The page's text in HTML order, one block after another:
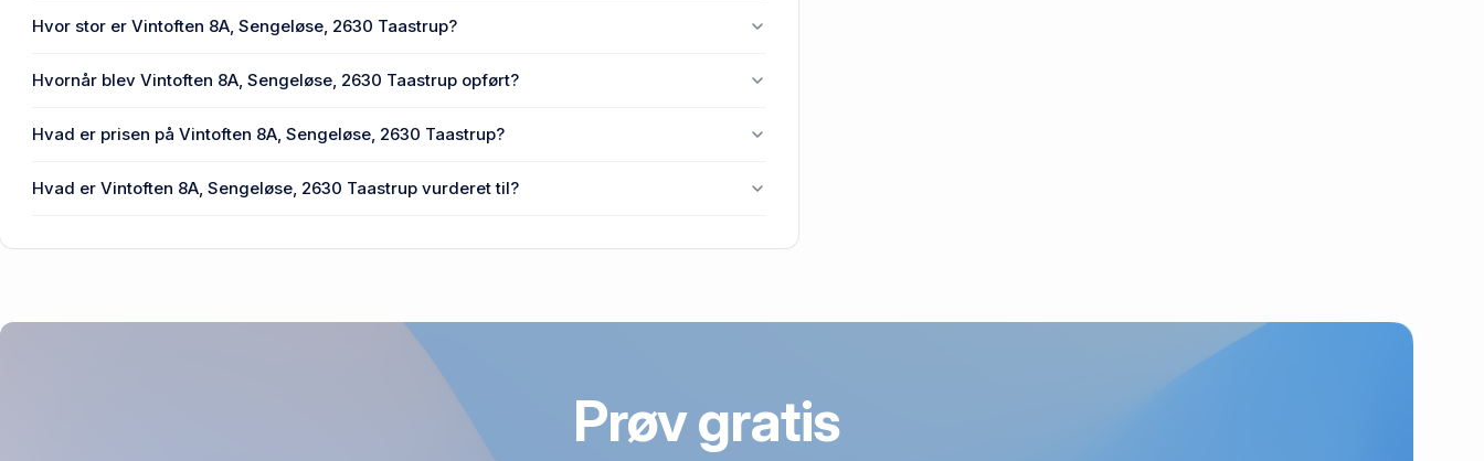
Hvor stor er Vintoften 8A, Sengeløse, 2630 Taastrup?
Hvornår blev Vintoften 8A, Sengeløse, 2630 Taastrup opført?
Hvad er prisen på Vintoften 8A, Sengeløse, 2630 Taastrup?
Hvad er Vintoften 8A, Sengeløse, 2630 Taastrup vurderet til?
Prøv gratis